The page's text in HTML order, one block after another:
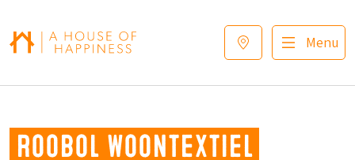
Menu
Roobol Woontextiel